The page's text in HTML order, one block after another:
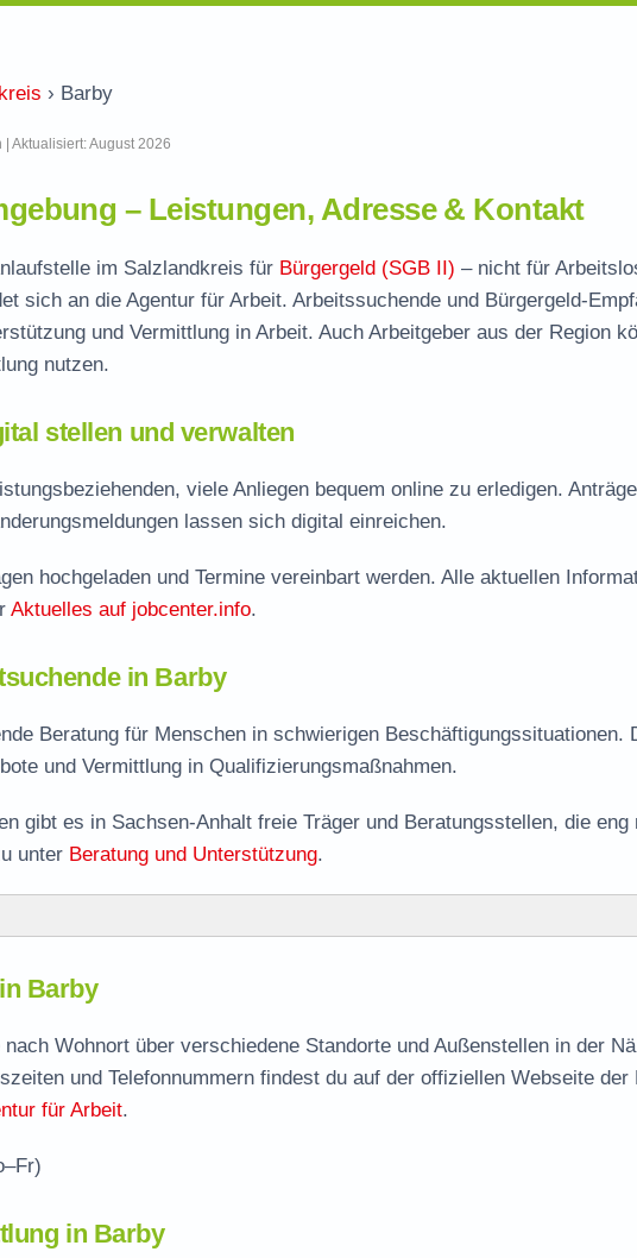
› Barby
Aktualisiert: August 2026
– Leistungen, Adresse & Kontakt
im Salzlandkreis für Bürgergeld (SGB II) – nicht für
sich an die Agentur für Arbeit. Arbeitssuchende und Bürgergeld-
und Vermittlung in Arbeit. Auch Arbeitgeber aus der Region
nutzen.
stellen und verwalten
viele Anliegen bequem online zu erledigen.
lassen sich digital einreichen.
hochgeladen und Termine vereinbart werden. Alle aktuellen
Aktuelles auf jobcenter.info.
in Barby
Beratung für Menschen in schwierigen Beschäftigungssituationen.
und Vermittlung in Qualifizierungsmaßnahmen.
gibt es in Sachsen-Anhalt freie Träger und Beratungsstellen, die eng
unter Beratung und Unterstützung.
in Barby
beantragen
Stelle
Barby
Barby
Wohnort über verschiedene Standorte und Außenstellen in der
und Telefonnummern findest du auf der offiziellen Webseite der
für Arbeit.
in Barby